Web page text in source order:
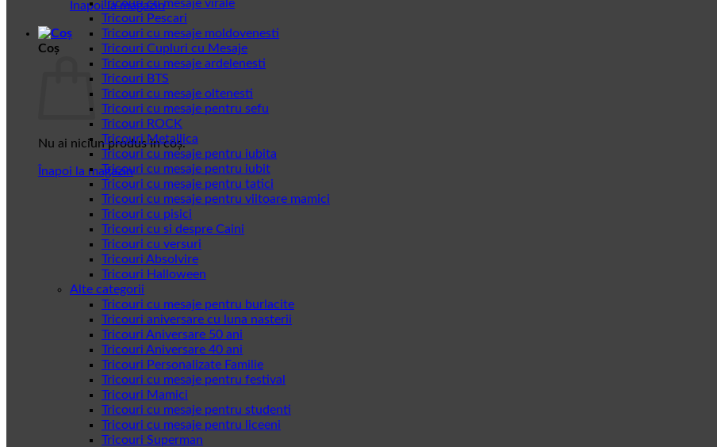
Înapoi la magazin
Coș
Nu ai niciun produs în coș.
Înapoi la magazin
Tricouri cu mesaje virale
Tricouri Pescari
Tricouri cu mesaje moldovenesti
Tricouri Cupluri cu Mesaje
Tricouri cu mesaje ardelenesti
Tricouri BTS
Tricouri cu mesaje oltenesti
Tricouri cu mesaje pentru sefu
Tricouri ROCK
Tricouri Metallica
Tricouri cu mesaje pentru iubita
Tricouri cu mesaje pentru iubit
Tricouri cu mesaje pentru tatici
Tricouri cu mesaje pentru viitoare mamici
Tricouri cu pisici
Tricouri cu si despre Caini
Tricouri cu versuri
Tricouri Absolvire
Tricouri Halloween
Alte categorii
Tricouri cu mesaje pentru burlacite
Tricouri aniversare cu luna nasterii
Tricouri Aniversare 50 ani
Tricouri Aniversare 40 ani
Tricouri Personalizate Familie
Tricouri cu mesaje pentru festival
Tricouri Mamici
Tricouri cu mesaje pentru studenti
Tricouri cu mesaje pentru liceeni
Tricouri Superman